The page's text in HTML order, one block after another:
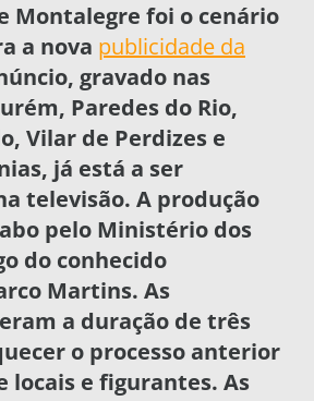
Montalegre foi o cenário
a nova publicidade da
gravado nas
Paredes do Rio,
Vilar de Perdizes e
já está a ser
televisão. A produção
pelo Ministério dos
do conhecido
Martins. As
a duração de três
o processo anterior
locais e figurantes. As